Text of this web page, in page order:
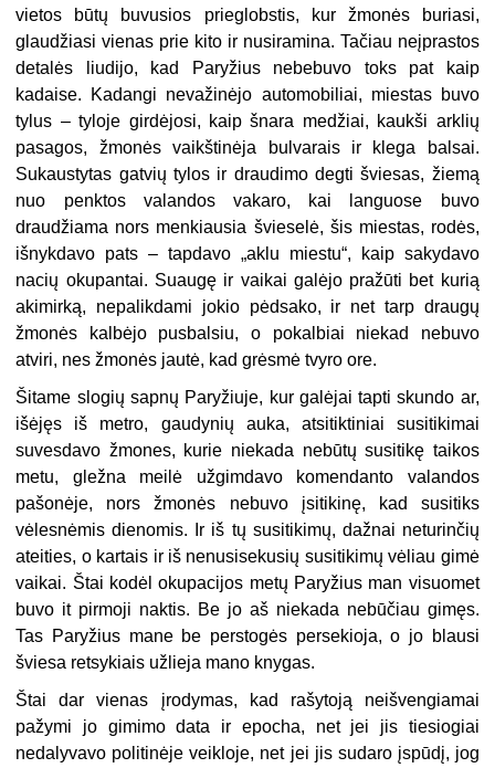
vietos būtų buvusios prieglobstis, kur žmonės buriasi,
glaudžiasi vienas prie kito ir nusiramina. Tačiau neįprastos
detalės liudijo, kad Paryžius nebebuvo toks pat kaip
kadaise. Kadangi nevažinėjo automobiliai, miestas buvo
tylus – tyloje girdėjosi, kaip šnara medžiai, kaukši arklių
pasagos, žmonės vaikštinėja bulvarais ir klega balsai.
Sukaustytas gatvių tylos ir draudimo degti šviesas, žiemą
nuo penktos valandos vakaro, kai languose buvo
draudžiama nors menkiausia švieselė, šis miestas, rodės,
išnykdavo pats – tapdavo „aklu miestu“, kaip sakydavo
nacių okupantai. Suaugę ir vaikai galėjo pražūti bet kurią
akimirką, nepalikdami jokio pėdsako, ir net tarp draugų
žmonės kalbėjo pusbalsiu, o pokalbiai niekad nebuvo
atviri, nes žmonės jautė, kad grėsmė tvyro ore.
Šitame slogių sapnų Paryžiuje, kur galėjai tapti skundo ar,
išėjęs iš metro, gaudynių auka, atsitiktiniai susitikimai
suvesdavo žmones, kurie niekada nebūtų susitikę taikos
metu, gležna meilė užgimdavo komendanto valandos
pašonėje, nors žmonės nebuvo įsitikinę, kad susitiks
vėlesnėmis dienomis. Ir iš tų susitikimų, dažnai neturinčių
ateities, o kartais ir iš nenusisekusių susitikimų vėliau gimė
vaikai. Štai kodėl okupacijos metų Paryžius man visuomet
buvo it pirmoji naktis. Be jo aš niekada nebūčiau gimęs.
Tas Paryžius mane be perstogės persekioja, o jo blausi
šviesa retsykiais užlieja mano knygas.
Štai dar vienas įrodymas, kad rašytoją neišvengiamai
pažymi jo gimimo data ir epocha, net jei jis tiesiogiai
nedalyvavo politinėje veikloje, net jei jis sudaro įspūdį, jog